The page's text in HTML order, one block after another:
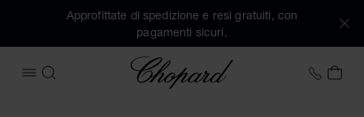
Approfittate di spedizione e resi gratuiti, con
pagamenti sicuri.
APRIRE IL MENU
CERCA
Chopard +41
IL